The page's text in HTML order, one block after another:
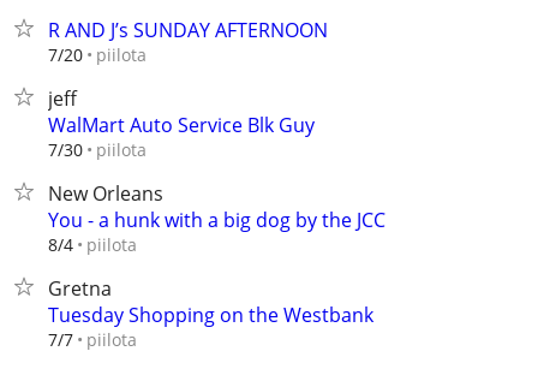
R AND J’s SUNDAY AFTERNOON
7/20 piilota
jeff
WalMart Auto Service Blk Guy
7/30 piilota
New Orleans
You - a hunk with a big dog by the JCC
8/4 piilota
Gretna
Tuesday Shopping on the Westbank
7/7 piilota